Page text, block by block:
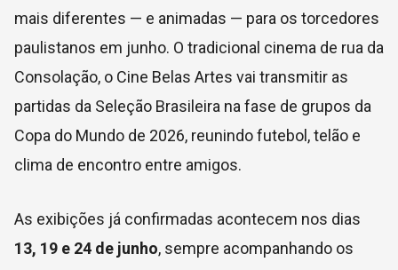
mais diferentes — e animadas — para os torcedores
paulistanos em junho. O tradicional cinema de rua da
Consolação, o Cine Belas Artes vai transmitir as
partidas da Seleção Brasileira na fase de grupos da
Copa do Mundo de 2026, reunindo futebol, telão e
clima de encontro entre amigos.
As exibições já confirmadas acontecem nos dias
13, 19 e 24 de junho, sempre acompanhando os